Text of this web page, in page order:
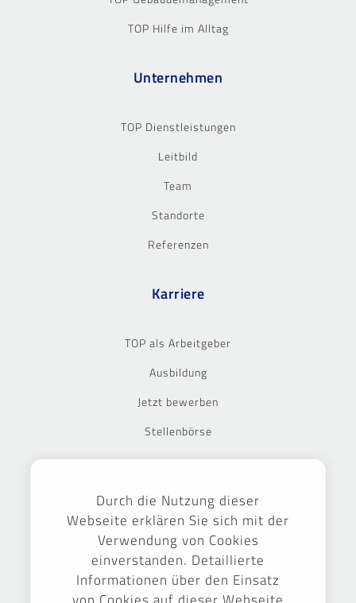
TOP Hilfe im Alltag
Unternehmen
TOP Dienstleistungen
Leitbild
Team
Standorte
Referenzen
Karriere
TOP als Arbeitgeber
Ausbildung
Jetzt bewerben
Stellenbörse
Durch die Nutzung dieser
Webseite erklären Sie sich mit der
Verwendung von Cookies
einverstanden. Detaillierte
Informationen über den Einsatz